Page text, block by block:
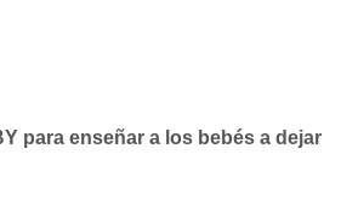
para enseñar a los bebés a dejar